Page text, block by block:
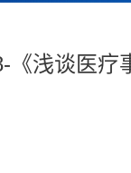
《浅谈医